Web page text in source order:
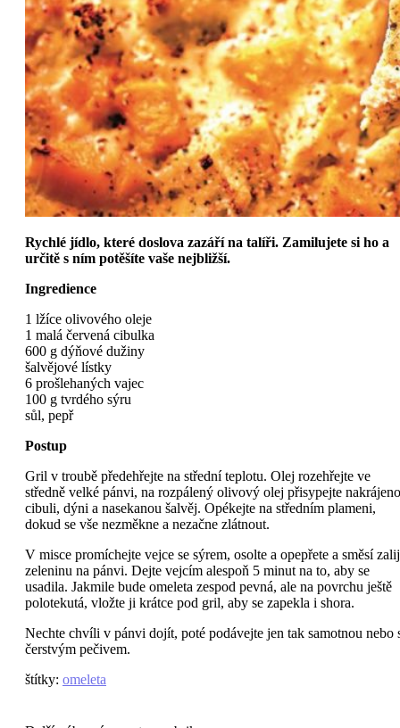
Rychlé jídlo, které doslova zazáří na talíři. Zamilujete si ho a
určitě s ním potěšíte vaše nejbližší.
Ingredience
1 lžíce olivového oleje
1 malá červená cibulka
600 g dýňové dužiny
šalvějové lístky
6 prošlehaných vajec
100 g tvrdého sýru
sůl, pepř
Postup
Gril v troubě předehřejte na střední teplotu. Olej rozehřejte ve
středně velké pánvi, na rozpálený olivový olej přisypejte
cibuli, dýni a nasekanou šalvěj. Opékejte na středním plameni,
dokud se vše nezměkne a nezačne zlátnout.
V misce promíchejte vejce se sýrem, osolte a opepřete a směsí
zeleninu na pánvi. Dejte vejcím alespoň 5 minut na to, aby se
usadila. Jakmile bude omeleta zespod pevná, ale na povrchu ještě
polotekutá, vložte ji krátce pod gril, aby se zapekla i shora.
Nechte chvíli v pánvi dojít, poté podávejte jen tak samotnou nebo
čerstvým pečivem.
štítky: omeleta